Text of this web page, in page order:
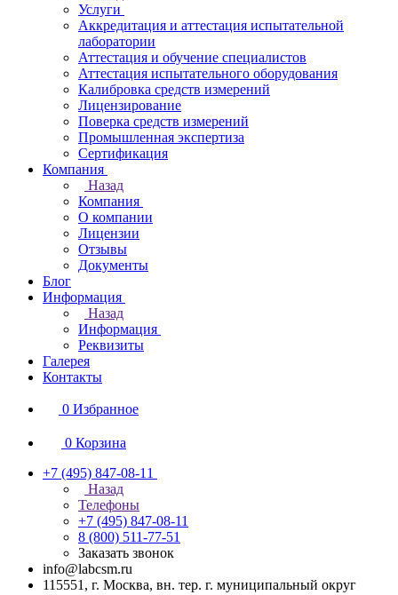
Услуги
Аккредитация и аттестация испытательной
лаборатории
Аттестация и обучение специалистов
Аттестация испытательного оборудования
Калибровка средств измерений
Лицензирование
Поверка средств измерений
Промышленная экспертиза
Сертификация
Компания
Назад
Компания
О компании
Лицензии
Отзывы
Документы
Блог
Информация
Назад
Информация
Реквизиты
Галерея
Контакты
0 Избранное
0 Корзина
+7 (495) 847-08-11
Назад
Телефоны
+7 (495) 847-08-11
8 (800) 511-77-51
Заказать звонок
info@labcsm.ru
115551, г. Москва, вн. тер. г. муниципальный округ